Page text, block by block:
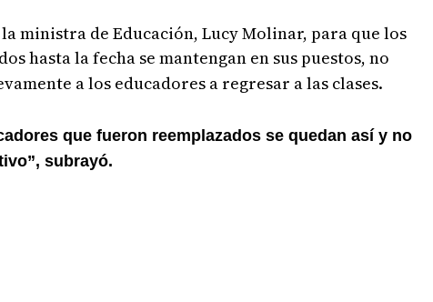
ministra de Educación, Lucy Molinar, para que los
hasta la fecha se mantengan en sus puestos, no
a los educadores a regresar a las clases.
que fueron reemplazados se quedan así y no
subrayó.